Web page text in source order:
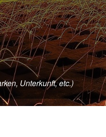
Unterkunft, etc.)